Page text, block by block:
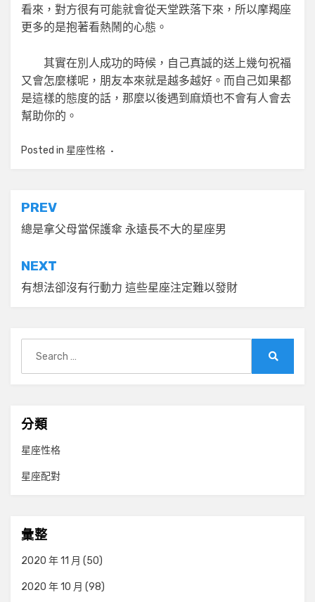
看來，對方很有可能就會從天堂跌落下來，所以摩羯座
更多的是抱著看熱鬧的心態。
其實在別人成功的時候，自己真誠的送上幾句祝福
又會怎麼樣呢，朋友本來就是越多越好。而自己如果都
是這樣的態度的話，那麼以後遇到麻煩也不會有人會去
幫助你的。
Posted in 星座性格
文
章
導
覽
PREV
總是拿父母當保護傘 永遠長不大的星座男
NEXT
有想法卻沒有行動力 這些星座注定難以發財
for:
分類
星座性格
星座配對
彙整
2020 年 11 月 (50)
2020 年 10 月 (98)